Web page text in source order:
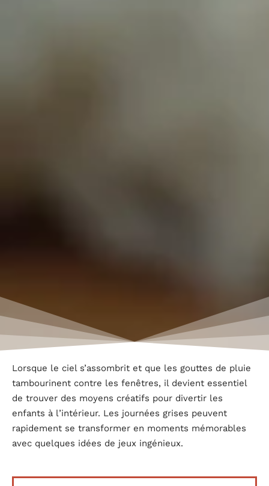
Lorsque le ciel s’assombrit et que les gouttes de pluie
tambourinent contre les fenêtres, il devient essentiel
de trouver des moyens créatifs pour divertir les
enfants à l’intérieur. Les journées grises peuvent
rapidement se transformer en moments mémorables
avec quelques idées de jeux ingénieux.